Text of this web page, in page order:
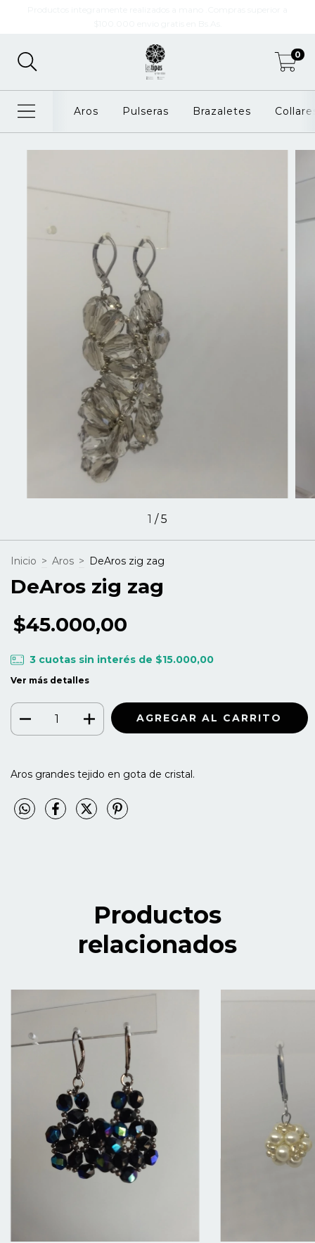
0
Aros Pulseras Brazaletes
1 /5
Inicio > Aros > DeAros zig zag
DeAros zig zag
$45.000,00
3 cuotas sin interés de $15.000,00
Ver más detalles
Aros grandes tejido en gota de cristal.
Productos
relacionados